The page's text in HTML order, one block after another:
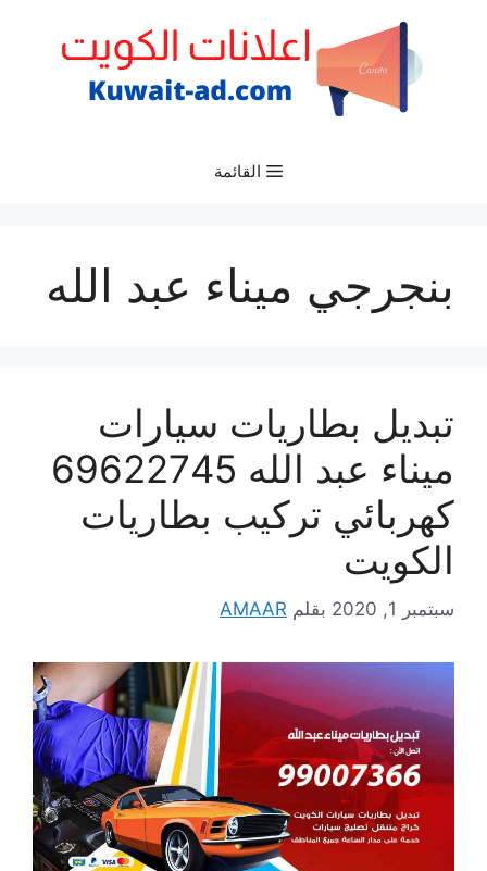
القائمة
بنجرجي ميناء عبد الله
تبديل بطاريات سيارات
ميناء عبد الله 69622745
كهربائي تركيب بطاريات
الكويت
سبتمبر 1, 2020 بقلم AMAAR